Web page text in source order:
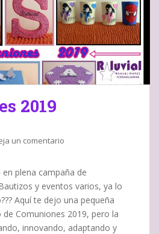
2019
un comentario
plena campaña de
y eventos varios, ya lo
Aquí te dejo una pequeña
Comuniones 2019, pero la
innovando, adaptando y